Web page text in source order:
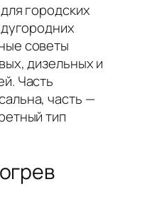
городских
советы
дизельных и
Часть
часть —
тип